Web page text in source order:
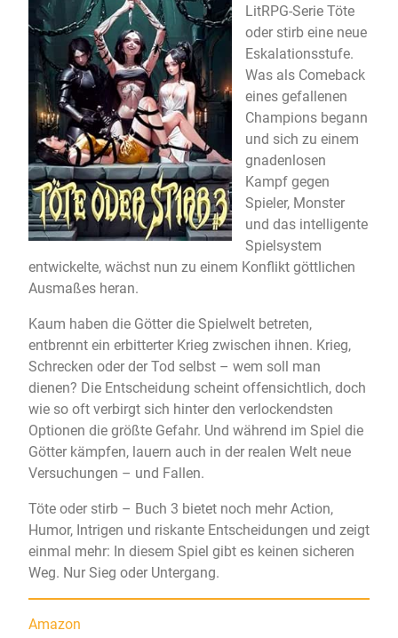
LitRPG-Serie Töte
oder stirb eine neue
Eskalationsstufe.
Was als Comeback
eines gefallenen
Champions begann
und sich zu einem
gnadenlosen
Kampf gegen
Spieler, Monster
und das intelligente
Spielsystem
entwickelte, wächst nun zu einem Konflikt göttlichen
Ausmaßes heran.
Kaum haben die Götter die Spielwelt betreten,
entbrennt ein erbitterter Krieg zwischen ihnen. Krieg,
Schrecken oder der Tod selbst – wem soll man
dienen? Die Entscheidung scheint offensichtlich, doch
wie so oft verbirgt sich hinter den verlockendsten
Optionen die größte Gefahr. Und während im Spiel die
Götter kämpfen, lauern auch in der realen Welt neue
Versuchungen – und Fallen.
Töte oder stirb – Buch 3 bietet noch mehr Action,
Humor, Intrigen und riskante Entscheidungen und zeigt
einmal mehr: In diesem Spiel gibt es keinen sicheren
Weg. Nur Sieg oder Untergang.
Amazon